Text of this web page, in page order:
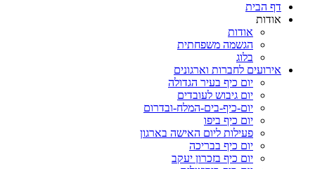
דף הבית
אודות
אודות
הגשמה משפחתית
בלוג
אירועים לחברות וארגונים
יום כיף בעיר הגדולה
יום גיבוש לעובדים
יום-כיף-בים-המלח-ובדרום
יום כיף ביפו
פעילות ליום האישה בארגון
יום כיף בבריכה
יום כיף בזכרון יעקב